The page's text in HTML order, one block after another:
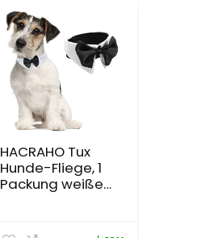
HACRAHO Tux
Hunde-Fliege, 1
Packung weiße
formelle